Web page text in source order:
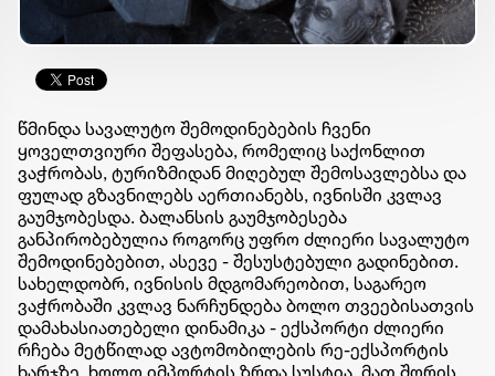
წმინდა სავალუტო შემოდინებების ჩვენი
ყოველთვიური შეფასება, რომელიც საქონლით
ვაჭრობას, ტურიზმიდან მიღებულ შემოსავლებსა და
ფულად გზავნილებს აერთიანებს, ივნისში კვლავ
გაუმჯობესდა. ბალანსის გაუმჯობესება
განპირობებულია როგორც უფრო ძლიერი სავალუტო
შემოდინებებით, ასევე - შესუსტებული გადინებით.
სახელდობრ, ივნისის მდგომარეობით, საგარეო
ვაჭრობაში კვლავ ნარჩუნდება ბოლო თვეებისათვის
დამახასიათებელი დინამიკა - ექსპორტი ძლიერი
რჩება მეტწილად ავტომობილების რე-ექსპორტის